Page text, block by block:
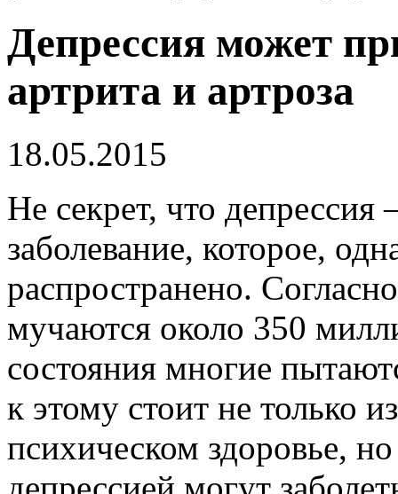
Депрессия может
артрита и артроза
18.05.2015
Не секрет, что депрессия
заболевание, которое,
распространено.
мучаются около 350
состояния многие
к этому стоит не только
психическом здоровье,